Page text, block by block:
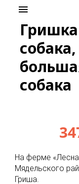
content
menu
собака
На ферме
Мядельского
Гриша.